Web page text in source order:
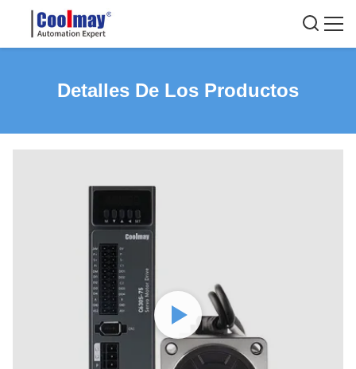
Detalles De Los Productos